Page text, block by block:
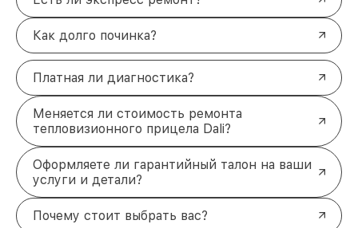
Как долго починка?
Платная ли диагностика?
Меняется ли стоимость ремонта
тепловизионного прицела Dali?
Оформляете ли гарантийный талон на ваши
услуги и детали?
Почему стоит выбрать вас?